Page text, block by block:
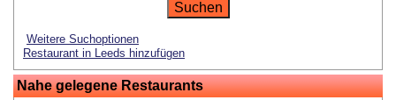
Weitere Suchoptionen
Restaurant in Leeds hinzufügen
Nahe gelegene Restaurants